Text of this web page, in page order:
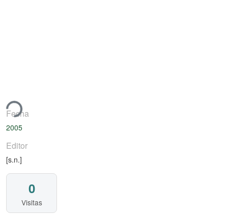
Fecha
2005
Editor
[s.n.]
0
Visitas